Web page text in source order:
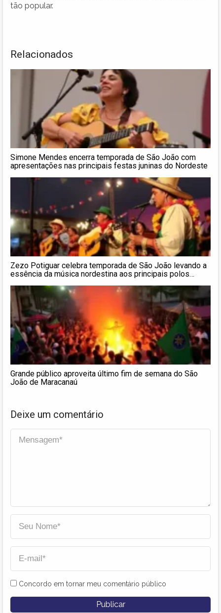
tão popular.
Relacionados
Simone Mendes encerra temporada de São João com
apresentações nas principais festas juninas do Nordeste
Zezo Potiguar celebra temporada de São João levando a
essência da música nordestina aos principais polos…
Grande público aproveita último fim de semana do São
João de Maracanaú
Deixe um comentário
Concordo em tornar meu comentário público